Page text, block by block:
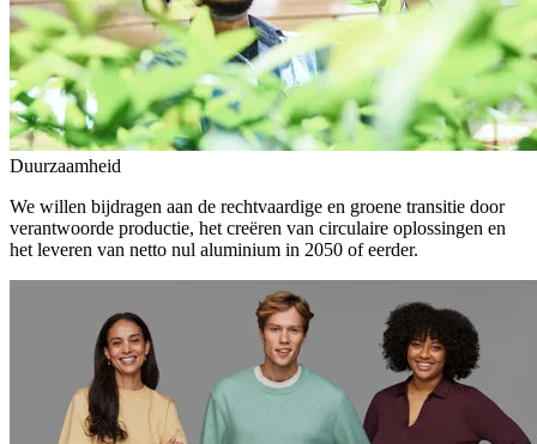
Duurzaamheid
We willen bijdragen aan de rechtvaardige en groene transitie door
verantwoorde productie, het creëren van circulaire oplossingen en
het leveren van netto nul aluminium in 2050 of eerder.